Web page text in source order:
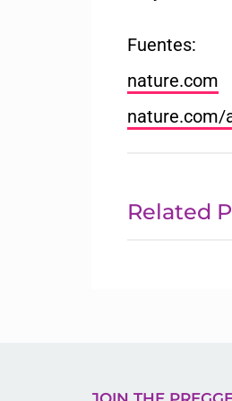
Fuentes:
nature.com
nature.com/
Related